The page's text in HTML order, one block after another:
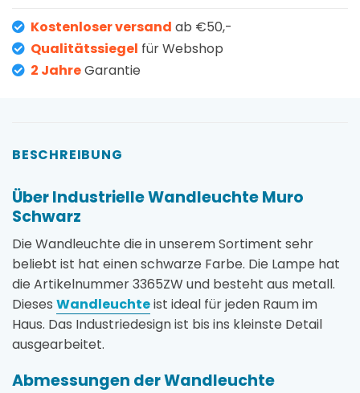
Kostenloser versand ab €50,-
Qualitätssiegel für Webshop
2 JahreGarantie
BESCHREIBUNG
Über Industrielle Wandleuchte Muro
Schwarz
Die Wandleuchte die in unserem Sortiment sehr
beliebt ist hat einen schwarze Farbe. Die Lampe hat
die Artikelnummer 3365ZW und besteht aus metall.
Dieses Wandleuchteist ideal für jeden Raum im
Haus. Das Industriedesign ist bis ins kleinste Detail
ausgearbeitet.
Abmessungen der Wandleuchte